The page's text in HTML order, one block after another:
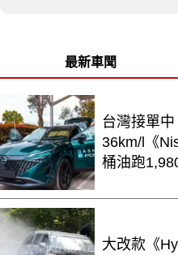
最新車聞
台灣接單
36km/l《
桶油跑
大改款《